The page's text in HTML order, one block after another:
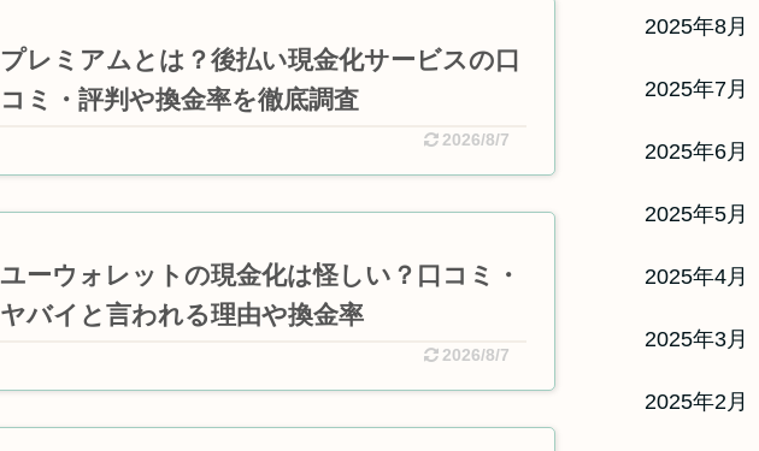
プレミアムとは？後払い現金化サービスの口
コミ・評判や換金率を徹底調査
2026/8/7
ユーウォレットの現金化は怪しい？口コミ・
ヤバイと言われる理由や換金率
2026/8/7
2025年8月
2025年7月
2025年6月
2025年5月
2025年4月
2025年3月
2025年2月